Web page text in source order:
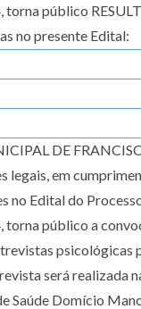
público
no presente Edital:
DE
legais, em
no Edital do
público a
psicológicas
será realizada
Saúde Domício